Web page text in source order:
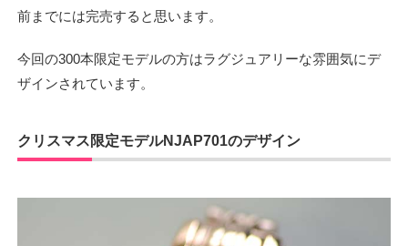
前までには完売すると思います。
今回の300本限定モデルの方はラグジュアリーな雰囲気にデ
ザインされています。
クリスマス限定モデルNJAP701のデザイン